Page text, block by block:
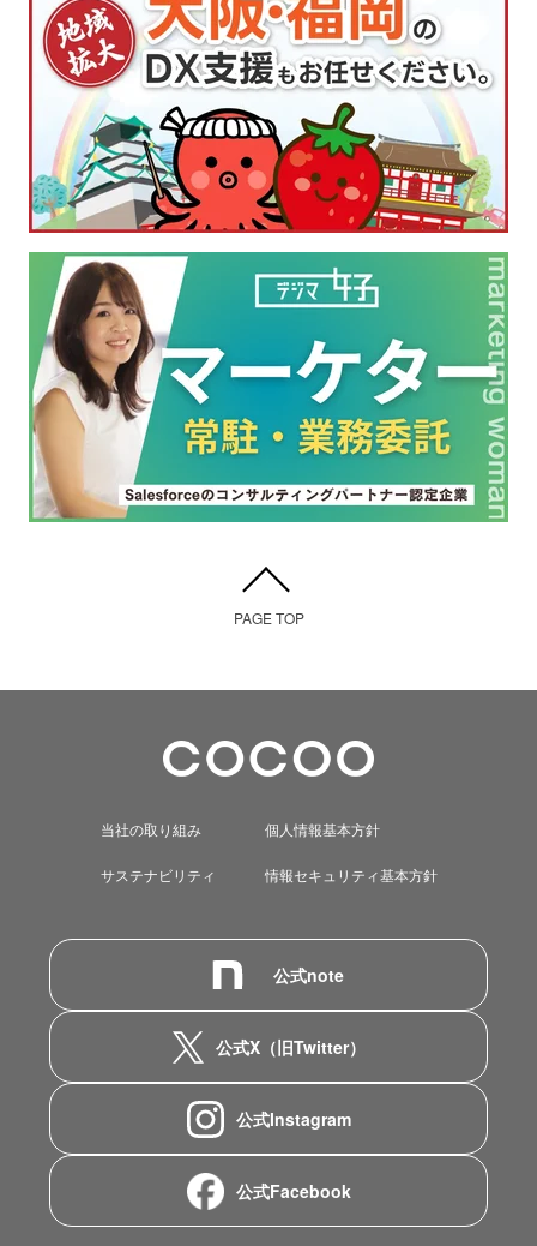
PAGE TOP
公式note
公式X（旧Twitter）
公式Instagram
公式Facebook
当社の取り組み
サステナビリティ
個人情報基本方針
情報セキュリティ基本方針